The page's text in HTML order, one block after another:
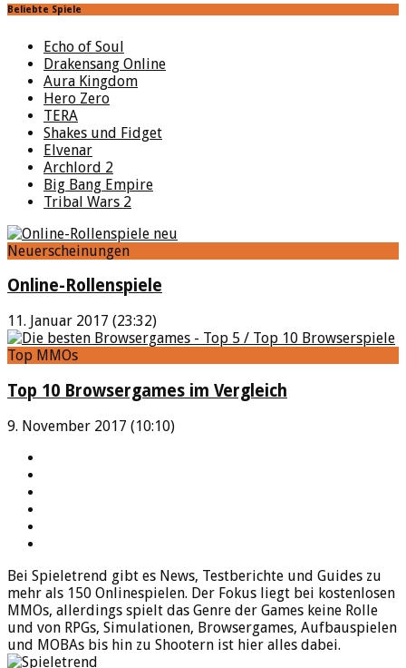
Beliebte Spiele
Echo of Soul
Drakensang Online
Aura Kingdom
Hero Zero
TERA
Shakes und Fidget
Elvenar
Archlord 2
Big Bang Empire
Tribal Wars 2
Neuerscheinungen
Online-Rollenspiele
11. Januar 2017 (23:32)
Top MMOs
Top 10 Browsergames im Vergleich
9. November 2017 (10:10)
Bei Spieletrend gibt es News, Testberichte und Guides zu
mehr als 150 Onlinespielen. Der Fokus liegt bei kostenlosen
MMOs, allerdings spielt das Genre der Games keine Rolle
und von RPGs, Simulationen, Browsergames, Aufbauspielen
und MOBAs bis hin zu Shootern ist hier alles dabei.